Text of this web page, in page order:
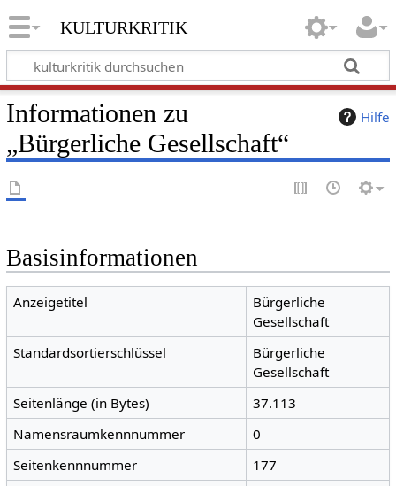
kulturkritik
Hilfe
Informationen zu
„Bürgerliche Gesellschaft“
Basisinformationen
Anzeigetitel
Bürgerliche
Gesellschaft
Standardsortierschlüssel
Bürgerliche
Gesellschaft
Seitenlänge (in Bytes)
37.113
Namensraumkennnummer
0
Seitenkennnummer
177